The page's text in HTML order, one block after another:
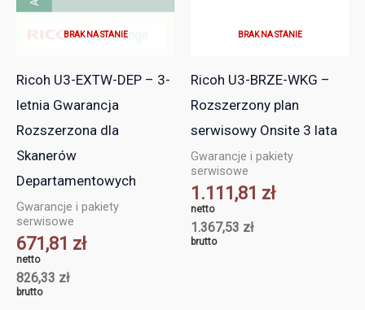
BRAK NA STANIE
Ricoh U3-EXTW-DEP – 3-
letnia Gwarancja
Rozszerzona dla
Skanerów
Departamentowych
Gwarancje i pakiety
serwisowe
671,81 zł
netto
826,33 zł
brutto
BRAK NA STANIE
Ricoh U3-BRZE-WKG –
Rozszerzony plan
serwisowy Onsite 3 lata
Gwarancje i pakiety
serwisowe
1.111,81 zł
netto
1.367,53 zł
brutto